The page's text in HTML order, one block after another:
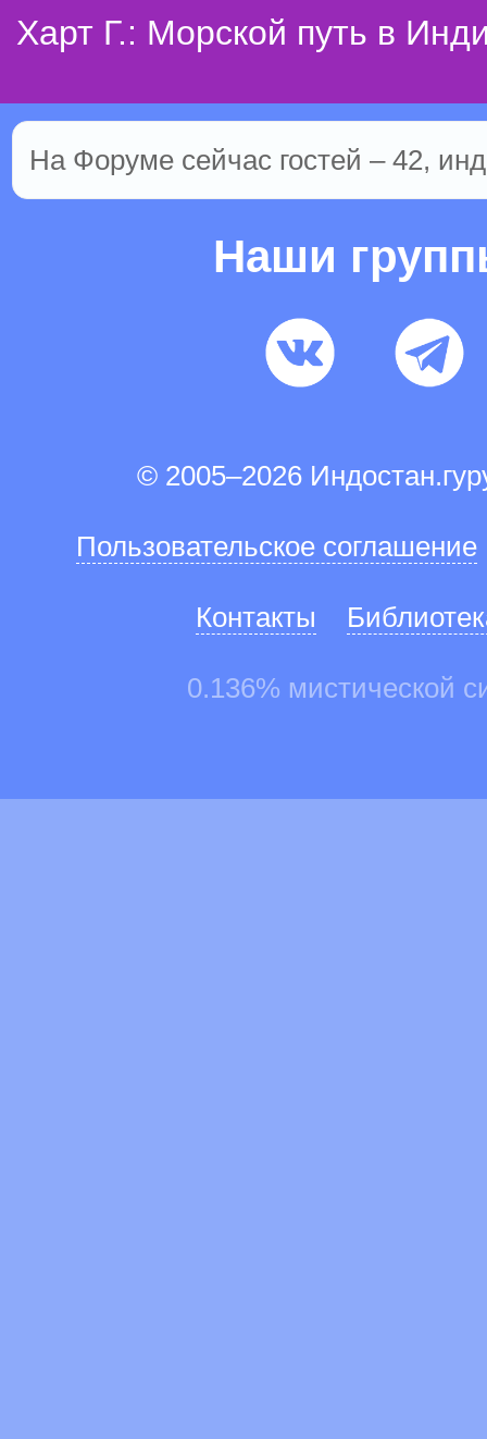
Харт Г.: Морской путь в
На Форуме сейчас гостей – 42,
Наши
© 2005–2026
Пользовательское соглашение
Контакты
0.136% мистической